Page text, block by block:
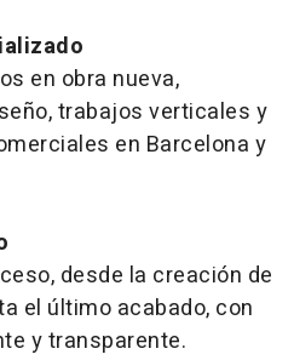
en obra nueva,
trabajos verticales y
en Barcelona y
desde la creación de
el último acabado, con
y transparente.